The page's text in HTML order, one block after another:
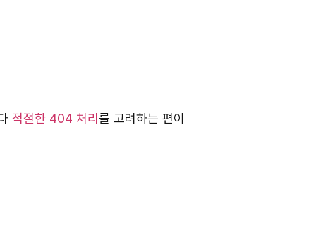
적절한 404 처리 를 고려하는 편이